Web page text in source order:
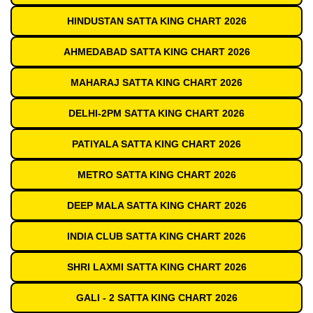
HINDUSTAN SATTA KING CHART 2026
AHMEDABAD SATTA KING CHART 2026
MAHARAJ SATTA KING CHART 2026
DELHI-2PM SATTA KING CHART 2026
PATIYALA SATTA KING CHART 2026
METRO SATTA KING CHART 2026
DEEP MALA SATTA KING CHART 2026
INDIA CLUB SATTA KING CHART 2026
SHRI LAXMI SATTA KING CHART 2026
GALI - 2 SATTA KING CHART 2026